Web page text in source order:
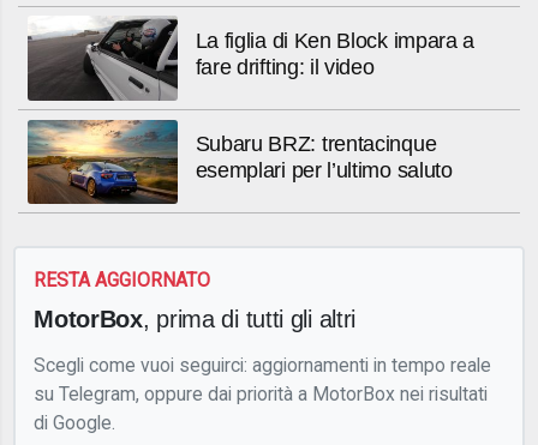
La figlia di Ken Block impara a
fare drifting: il video
Subaru BRZ: trentacinque
esemplari per l’ultimo saluto
RESTA AGGIORNATO
MotorBox, prima di tutti gli altri
Scegli come vuoi seguirci: aggiornamenti in tempo reale
su Telegram, oppure dai priorità a MotorBox nei risultati
di Google.